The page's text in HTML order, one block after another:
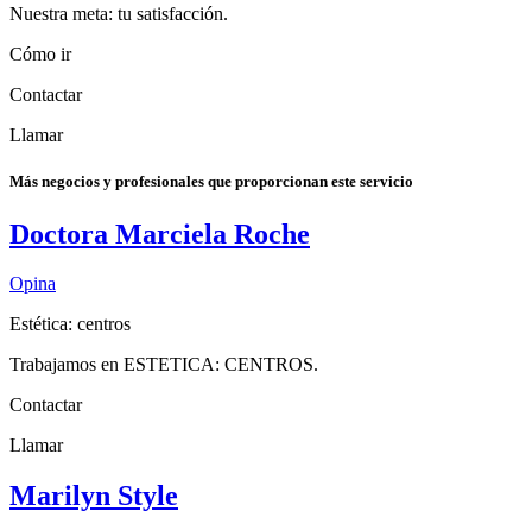
Nuestra meta: tu satisfacción.
Cómo ir
Contactar
Llamar
Más negocios y profesionales que proporcionan este servicio
Doctora Marciela Roche
Opina
Estética: centros
Trabajamos en ESTETICA: CENTROS.
Contactar
Llamar
Marilyn Style